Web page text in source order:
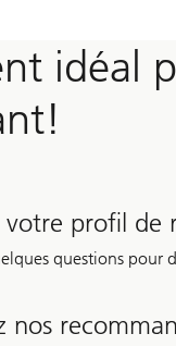
idéal
votre profil de
questions pour
nos